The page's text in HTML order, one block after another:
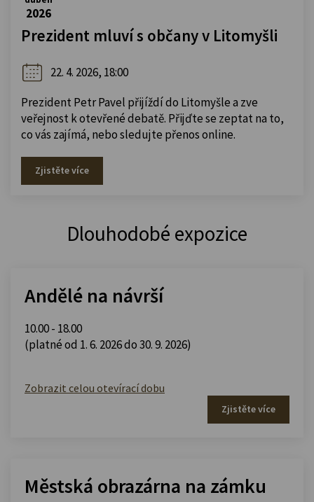
2026
Prezident mluví s občany v Litomyšli
22. 4. 2026, 18:00
Prezident Petr Pavel přijíždí do Litomyšle a zve
veřejnost k otevřené debatě. Přijďte se zeptat na to,
co vás zajímá, nebo sledujte přenos online.
Zjistěte více
Dlouhodobé expozice
Andělé na návrší
10.00 - 18.00
(platné od 1. 6. 2026 do 30. 9. 2026)
Zobrazit celou otevírací dobu
Zjistěte více
Městská obrazárna na zámku